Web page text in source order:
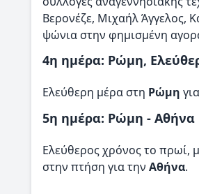
Βερονέζε, Μιχαήλ Άγγελος,
ψώνια στην φημισμένη
4η ημέρα: Ρώμη,
Ελεύθερη μέρα στη Ρώμη
5η ημέρα: Ρώμη - Αθήνα
Ελεύθερος χρόνος το πρωί,
στην πτήση για την Αθήνα.